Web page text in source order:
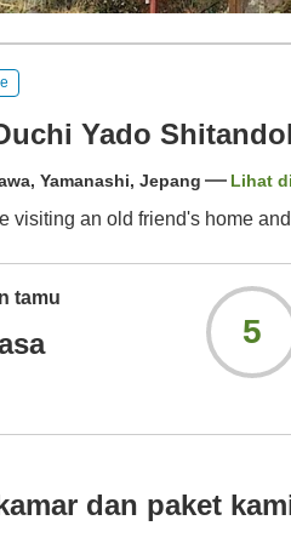
Yado
Yamanashi, Jepang Lihat
visiting an old friend's home
tamu
5
dan paket